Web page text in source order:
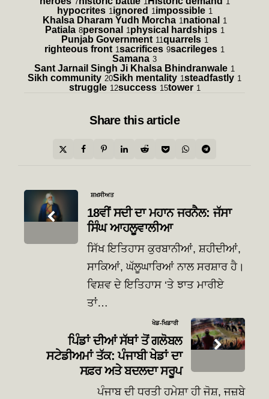
hypocrites 1ignored 1impossible 1
Khalsa Dharam Yudh Morcha 1national 1
Patiala 8personal 1physical hardships 1
Punjab Government 11quarrels 1
righteous front 1sacrifices 9sacrileges 1
Samana 3
Sant Jarnail Singh Ji Khalsa Bhindranwale 1
Sikh community 20Sikh mentality 1steadfastly 1
struggle 12success 15tower 1
Share this article
Post
navigation
ਸ਼ਖ਼ਸੀਅਤ
18ਵੀਂ ਸਦੀ ਦਾ ਮਹਾਨ ਜਰਨੈਲ: ਜੱਸਾ
ਸਿੰਘ ਆਹਲੂਵਾਲੀਆ
ਸਿੱਖ ਇਤਿਹਾਸ ਕੁਰਬਾਨੀਆਂ, ਸ਼ਹੀਦੀਆਂ,
ਸਾਕਿਆਂ, ਘੱਲੂਘਾਰਿਆਂ ਨਾਲ ਸਰਸ਼ਾਰ ਹੈ।
ਵਿਸ਼ਵ ਦੇ ਇਤਿਹਾਸ ‘ਤੇ ਝਾਤ ਮਾਰੀਏ
ਤਾਂ…
ਖੇਡ-ਖਿਡਾਰੀ
ਪਿੰਡਾਂ ਦੀਆਂ ਸੱਥਾਂ ਤੋਂ ਗਲੋਬਲ
ਸਟੇਡੀਅਮਾਂ ਤੱਕ: ਪੰਜਾਬੀ ਖੇਡਾਂ ਦਾ
ਸਫ਼ਰ ਅਤੇ ਬਦਲਦਾ ਸਰੂਪ
ਪੰਜਾਬ ਦੀ ਧਰਤੀ ਹਮੇਸ਼ਾ ਹੀ ਜੋਸ਼, ਜਜ਼ਬੇ